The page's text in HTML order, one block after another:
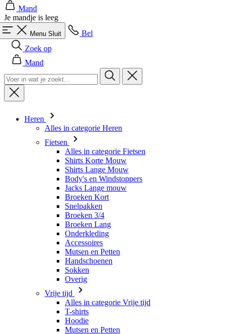
Zoek op
Mand
Heren
Alles in categorie Heren
Shirts Lange Mouw
Body's en Windstoppers
Jacks Lange mouw
Broeken Kort
Snelpakken
Broeken 3/4
Broeken Lang
Onderkleding
Accessoires
Mutsen en Petten
Handschoenen
Sokken
Overig
Vrije tijd
Alles in categorie Vrije tijd
T-shirts
Hoodie
Mutsen en Petten
Triathlon
Alles in categorie Triathlon
Singlet
Snelpakken